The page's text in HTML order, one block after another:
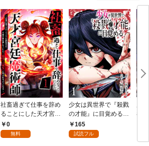
社畜過ぎて仕事を辞め
ることにした天才宮廷
魔術師～辺境の地でス
ローライフを夢見る
0
無料
少女は異世界で『殺戮
の才能』に目覚める
(話売り) #1
165
試読フル
者